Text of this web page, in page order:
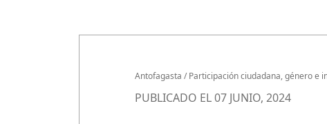
Antofagasta /Participación ciudadana, género e
PUBLICADO EL 07 JUNIO, 2024